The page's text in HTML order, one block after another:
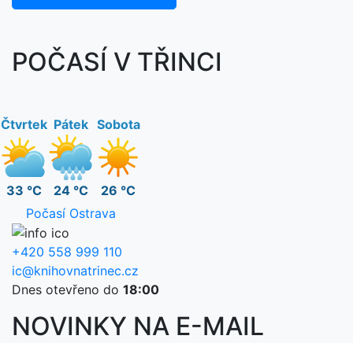
POČASÍ V TŘINCI
Čtvrtek
33 °C
Pátek
24 °C
Sobota
26 °C
Počasí Ostrava
+420 558 999 110
ic@knihovnatrinec.cz
Dnes otevřeno do 18:00
NOVINKY NA E-MAIL